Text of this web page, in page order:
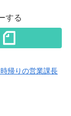
する
帰りの営業課長